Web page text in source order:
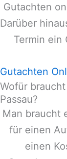
Gutachten
Darüber
Termin ein
Gutachten
Wofür
Passau?
Man braucht
für einen
einen